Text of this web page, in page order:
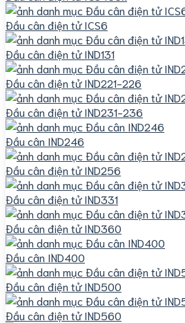
Đầu cân điện tử ICS6
Đầu cân điện tử IND131
Đầu cân điện tử IND221-226
Đầu cân điện tử IND231-236
Đầu cân IND246
Đầu cân điện tử IND256
Đầu cân điện tử IND331
Đầu cân điện tử IND360
Đầu cân IND400
Đầu cân điện tử IND500
Đầu cân điện tử IND560